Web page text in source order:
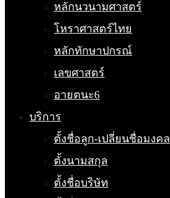
หลักนวนามศาสตร์
โหราศาสตร์ไทย
หลักทักษาปกรณ์
เลขศาสตร์
อายตนะ6
บริการ
ตั้งชื่อลูก-เปลี่ยนชื่อมงคล
ตั้งนามสกุล
ตั้งชื่อบริษัท